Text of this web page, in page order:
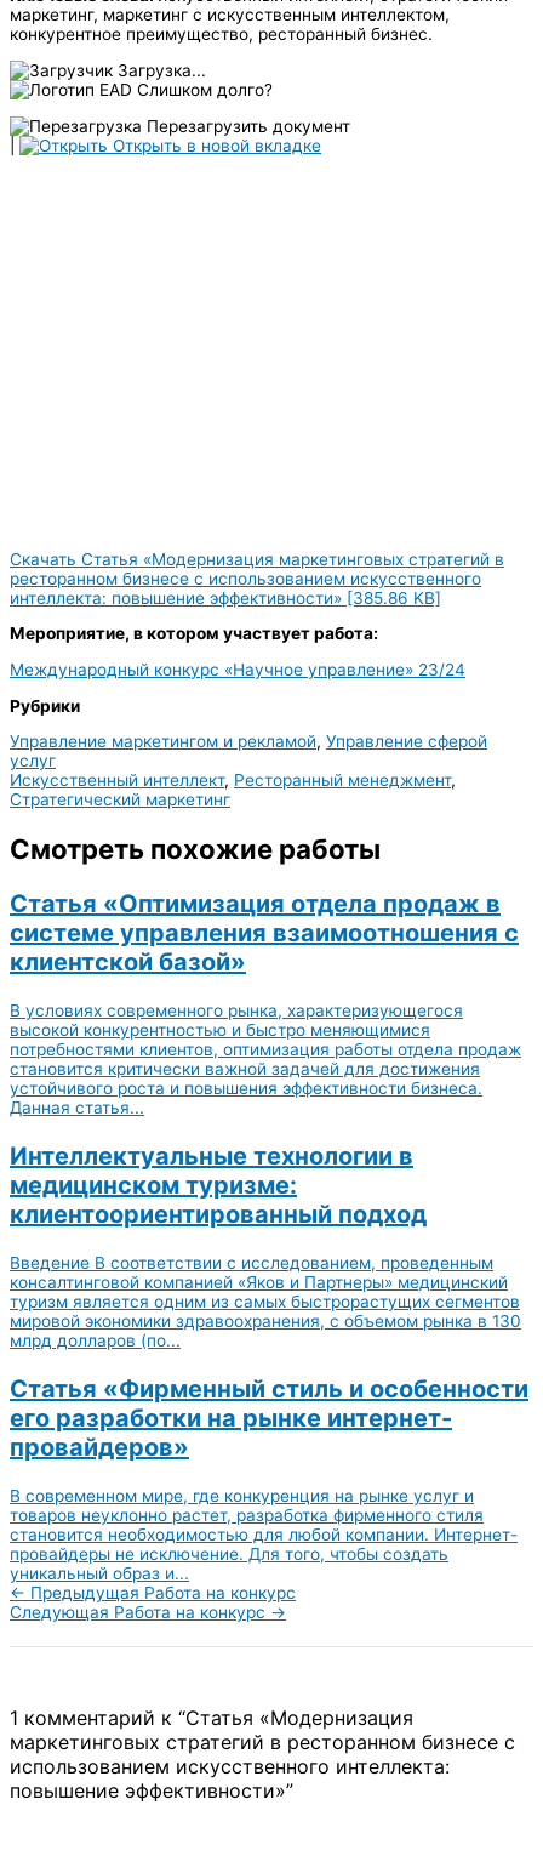
маркетинг, маркетинг с искусственным интеллектом,
конкурентное преимущество, ресторанный бизнес.
Загрузка...
Слишком долго?
Перезагрузить документ
Открыть в новой вкладке
Скачать Статья «Модернизация маркетинговых стратегий в
ресторанном бизнесе с использованием искусственного
интеллекта: повышение эффективности» [385.86 KB]
Мероприятие, в котором участвует работа:
Международный конкурс «Научное управление» 23/24
Рубрики
Управление маркетингом и рекламой, Управление сферой
услуг
Искусственный интеллект, Ресторанный менеджмент,
Стратегический маркетинг
Смотреть похожие работы
Статья «Оптимизация отдела продаж в
системе управления взаимоотношения с
клиентской базой»
В условиях современного рынка, характеризующегося
высокой конкурентностью и быстро меняющимися
потребностями клиентов, оптимизация работы отдела продаж
становится критически важной задачей для достижения
устойчивого роста и повышения эффективности бизнеса.
Данная статья...
Интеллектуальные технологии в
медицинском туризме:
клиентоориентированный подход
Введение В соответствии с исследованием, проведенным
консалтинговой компанией «Яков и Партнеры» медицинский
туризм является одним из самых быстрорастущих сегментов
мировой экономики здравоохранения, с объемом рынка в 130
млрд долларов (по...
Статья «Фирменный стиль и особенности
его разработки на рынке интернет-
провайдеров»
В современном мире, где конкуренция на рынке услуг и
товаров неуклонно растет, разработка фирменного стиля
становится необходимостью для любой компании. Интернет-
провайдеры не исключение. Для того, чтобы создать
уникальный образ и...
← Предыдущая Работа на конкурс
Следующая Работа на конкурс →
1 комментарий к “Статья «Модернизация
маркетинговых стратегий в ресторанном бизнесе с
использованием искусственного интеллекта:
повышение эффективности»”